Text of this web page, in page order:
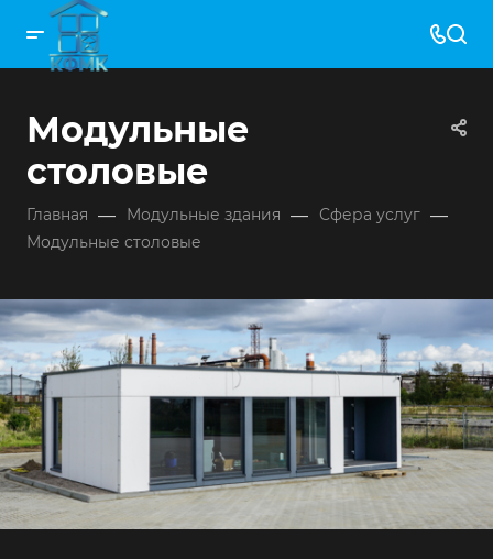
Модульные
столовые
Главная — Модульные здания — Сфера услуг —
Модульные столовые